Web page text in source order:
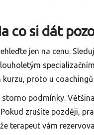
co si dát
jen na cenu.
proto u
storno podmínky.
zrušíte později,
terapeut vám